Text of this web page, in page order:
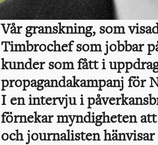
Vår granskning, som
Timbrochef som jobbar
kunder som fått i
propagandakampanj för
I en intervju i
förnekar myndigheten
och journalisten